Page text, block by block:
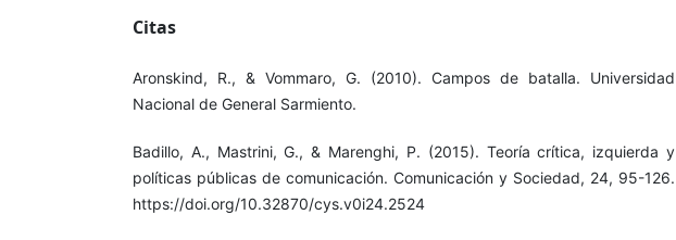
Citas
Aronskind, R., & Vommaro, G. (2010). Campos de batalla. Universidad
Nacional de General Sarmiento.
Badillo, A., Mastrini, G., & Marenghi, P. (2015). Teoría crítica, izquierda y
políticas públicas de comunicación. Comunicación y Sociedad, 24, 95-126.
https://doi.org/10.32870/cys.v0i24.2524